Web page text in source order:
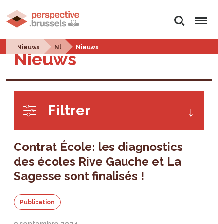
Rechercher
Menu
Nieuws Nl Nieuws
Nieuws
Filtrer
Contrat École: les diagnostics
des écoles Rive Gauche et La
Sagesse sont finalisés !
Publication